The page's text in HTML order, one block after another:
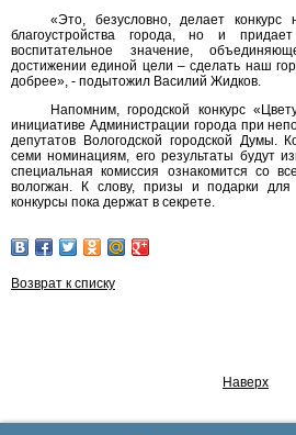
«Это, безусловно, делает
благоустройства города, но и
воспитательное значение,
достижении единой цели – сделать наш
добрее», - подытожил Василий Жидков.
Напомним, городской конкурс
инициативе Администрации города при
депутатов Вологодской городской Думы.
семи номинациям, его результаты будут
специальная комиссия ознакомится со
вологжан. К слову, призы и подарки для
конкурсы пока держат в секрете.
Возврат к списку
Наверх